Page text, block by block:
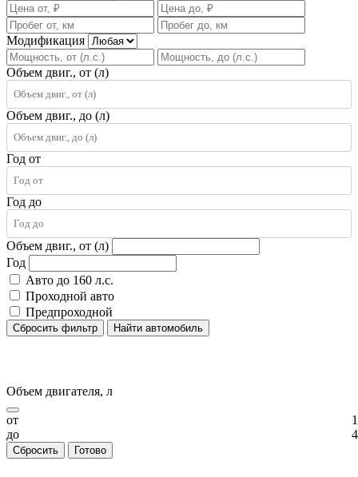
Модификация
Объем двиг., от (л)
Объем двиг., до (л)
Год от
Год до
Объем двиг., от (л)
Год
Авто до 160 л.с.
Проходной авто
Предпроходной
Сбросить фильтр Найти автомобиль
Объем двигателя, л
от
до
Сбросить Готово